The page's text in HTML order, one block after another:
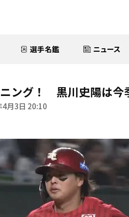
選手名鑑 ニュース
ング！ 黒川史陽は今
月3日 20:10